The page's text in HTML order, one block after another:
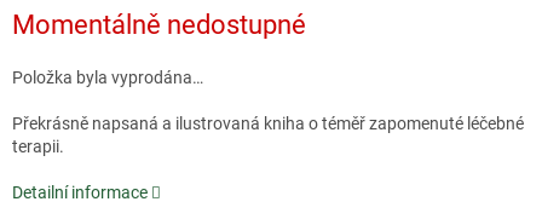
cena:
Momentálně nedostupné
Položka byla vyprodána…
Překrásně napsaná a ilustrovaná kniha o téměř zapomenuté léčebné
terapii.
Detailní informace